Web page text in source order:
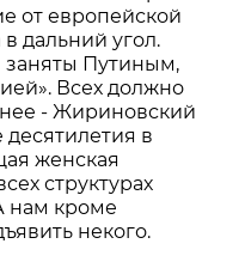
от европейской
дальний угол.
заняты Путиным,
Всех должно
- Жириновский
в
женская
структурах
нам кроме
некого.